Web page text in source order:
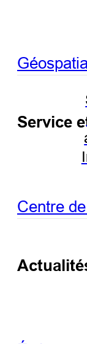
Service
Centre